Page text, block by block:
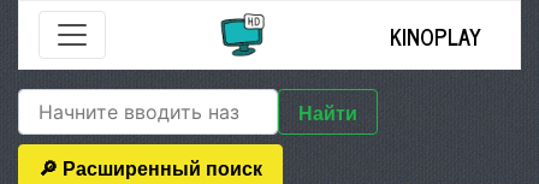
KINOPLAY
Найти
🔎 Расширенный поиск